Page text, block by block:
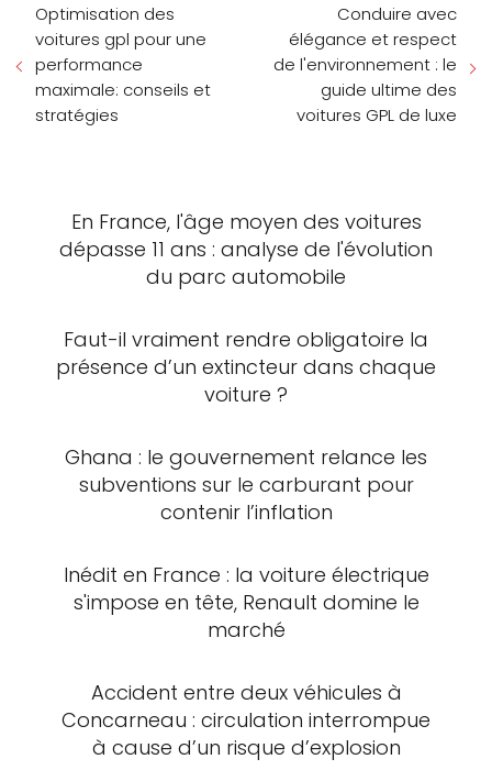
Optimisation des
voitures gpl pour une
performance
maximale: conseils et
stratégies
Conduire avec
élégance et respect
de l'environnement : le
guide ultime des
voitures GPL de luxe
En France, l'âge moyen des voitures
dépasse 11 ans : analyse de l'évolution
du parc automobile
Faut-il vraiment rendre obligatoire la
présence d’un extincteur dans chaque
voiture ?
Ghana : le gouvernement relance les
subventions sur le carburant pour
contenir l’inflation
Inédit en France : la voiture électrique
s'impose en tête, Renault domine le
marché
Accident entre deux véhicules à
Concarneau : circulation interrompue
à cause d’un risque d’explosion